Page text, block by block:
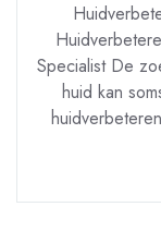
Specialist De
huid kan